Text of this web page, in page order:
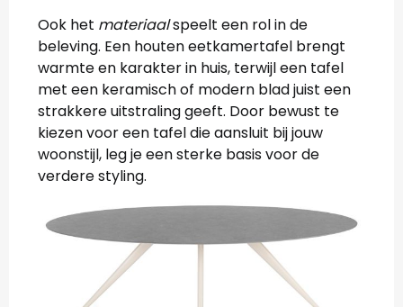
Ook het materiaalspeelt een rol in de
beleving. Een houten eetkamertafel brengt
warmte en karakter in huis, terwijl een tafel
met een keramisch of modern blad juist een
strakkere uitstraling geeft. Door bewust te
kiezen voor een tafel die aansluit bij jouw
woonstijl, leg je een sterke basis voor de
verdere styling.